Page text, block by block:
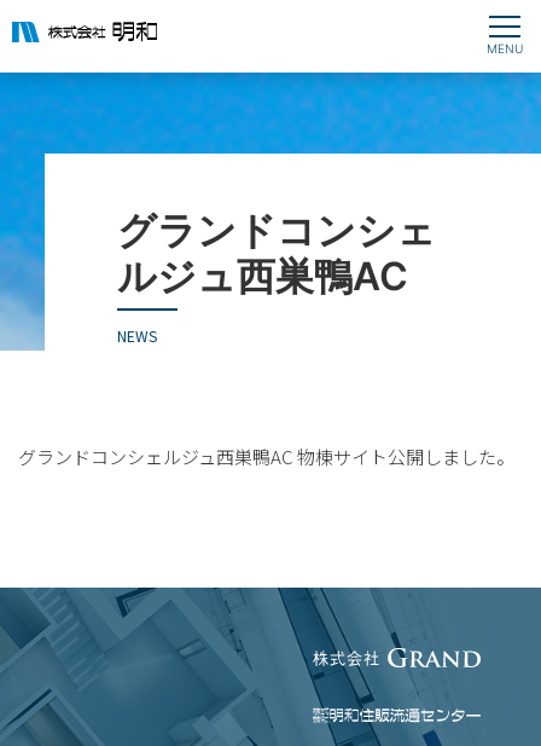
グランドコンシェ
ルジュ西巣鴨AC
NEWS
グランドコンシェルジュ西巣鴨AC 物棟サイト公開しました。